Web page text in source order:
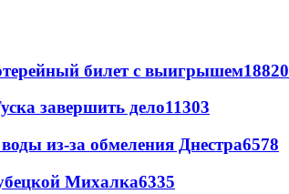
билет с выигрышем18820
завершить дело11303
из-за обмеления Днестра6578
Михалка6335